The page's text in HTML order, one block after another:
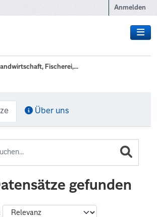
Anmelden
Fischerei,...
Über uns
gefunden